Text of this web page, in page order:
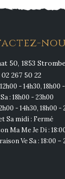
50, 1853
02 267 50 22
- 14h30, 18h00
: 18h00 - 23h00
- 14h30, 18h00 -
Sa midi : Fermé
Ma Me Je Di :
Ve Sa : 18:00